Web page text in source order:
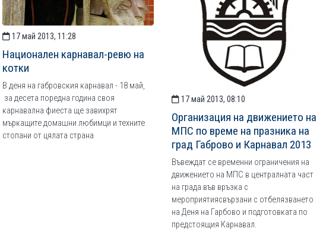
17 май 2013, 11:28
Национален карнавал-ревю на
котки
В деня на габровския карнавал - 18 май,
за десета поредна година своя
карнавална фиеста ще завихрят
мъркащите домашни любимци и техните
стопани от цялата страна
17 май 2013, 08:10
Организация на движението на
МПС по време на празника на
град Габрово и Карнавал 2013
Въвеждат се временни ограничения на
движението на МПС в централната част
на града във връзка с
мероприятиясвързани с отбелязването
на Деня на Гарбово и подготовката по
предстоящия Карнавал.